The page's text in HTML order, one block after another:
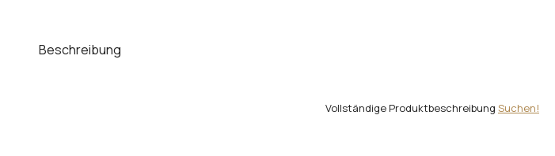
Beschreibung
Vollständige Produktbeschreibung Suchen!